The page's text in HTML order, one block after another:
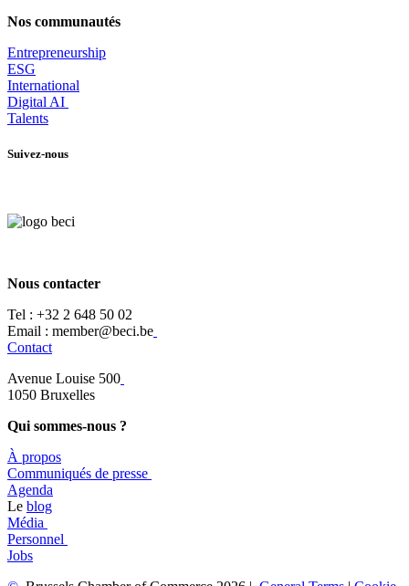
Nos communautés
Entrepreneurship
ESG
International
Digital AI
Talents
Suivez-nous
Nous contacter
Tel : +32 2 648 50 02​
​​Email : member@beci.be
Contact
Avenue Louise 500
​1050 Bruxelles
Qui sommes-nous ?
À propos
​​Communiqués de presse
​Agenda
​​Le blog
​Média
Personnel
Jobs